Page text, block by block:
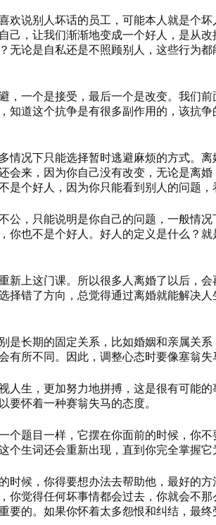
欢说别人坏话的员工，可能本人就是个
己，让我们渐渐地变成一个好人，是从
论是自私还是不照顾别人，这些行为
一个是接受，最后一个是改变。我们前
知道这个抗争是有很多副作用的，该抗
况下只能选择暂时逃避麻烦的方式。
来，因为你自己没有改变，无论是离
个好人，因为你只能看到别人的问题，
，只能说明是你自己的问题，一般情
你也不是个好人。 好人的定义是什么？
新上这门课。所以很多人离婚了以后，
错了方向，总觉得通过离婚就能解决
长期的固定关系，比如婚姻和亲属关
有所不同。 因此，调整心态时要像塞翁
生，更加努力地拼搏，这是很有可能
怀着一种赛翁失马的态度。
个题目一样，它摆在你面前的时候，你
个生词还会重新出现 ， 直到你完全掌握它
候，你得要想办法去帮助他，最好的
你觉得任何坏事情都会过去，你就会不
的。如果你怀着太多怨恨和纠结，最终